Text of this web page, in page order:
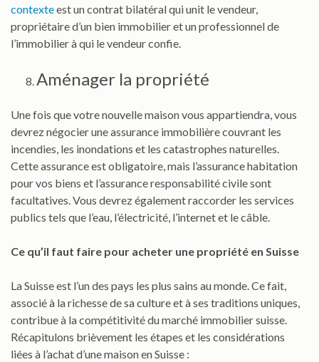
contexteest un contrat bilatéral qui unit le vendeur,
propriétaire d’un bien immobilier et un professionnel de
l’immobilier à qui le vendeur confie.
Aménager la propriété
Une fois que votre nouvelle maison vous appartiendra, vous
devrez négocier une assurance immobilière couvrant les
incendies, les inondations et les catastrophes naturelles.
Cette assurance est obligatoire, mais l’assurance habitation
pour vos biens et l’assurance responsabilité civile sont
facultatives. Vous devrez également raccorder les services
publics tels que l’eau, l’électricité, l’internet et le câble.
Ce qu’il faut faire pour acheter une propriété en Suisse
La Suisse est l’un des pays les plus sains au monde. Ce fait,
associé à la richesse de sa culture et à ses traditions uniques,
contribue à la compétitivité du marché immobilier suisse.
Récapitulons brièvement les étapes et les considérations
liées à l’achat d’une maison en Suisse :